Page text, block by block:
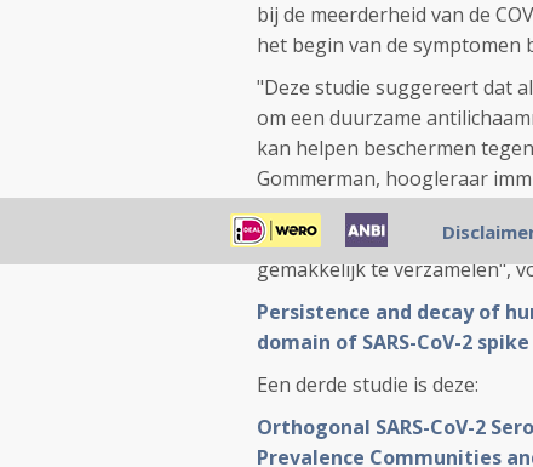
bij de meerderheid van de
het begin van de symptomen
"Deze studie suggereert dat
om een duurzame
kan helpen beschermen
Gommerman, hoogleraar
verklaring."Onze studie
het testen van antilichamen.
gemakkelijk te verzamelen",
Persistence and decay of
domain of SARS-CoV-2
Een derde studie is deze:
Orthogonal SARS-CoV-2
Prevalence Communities